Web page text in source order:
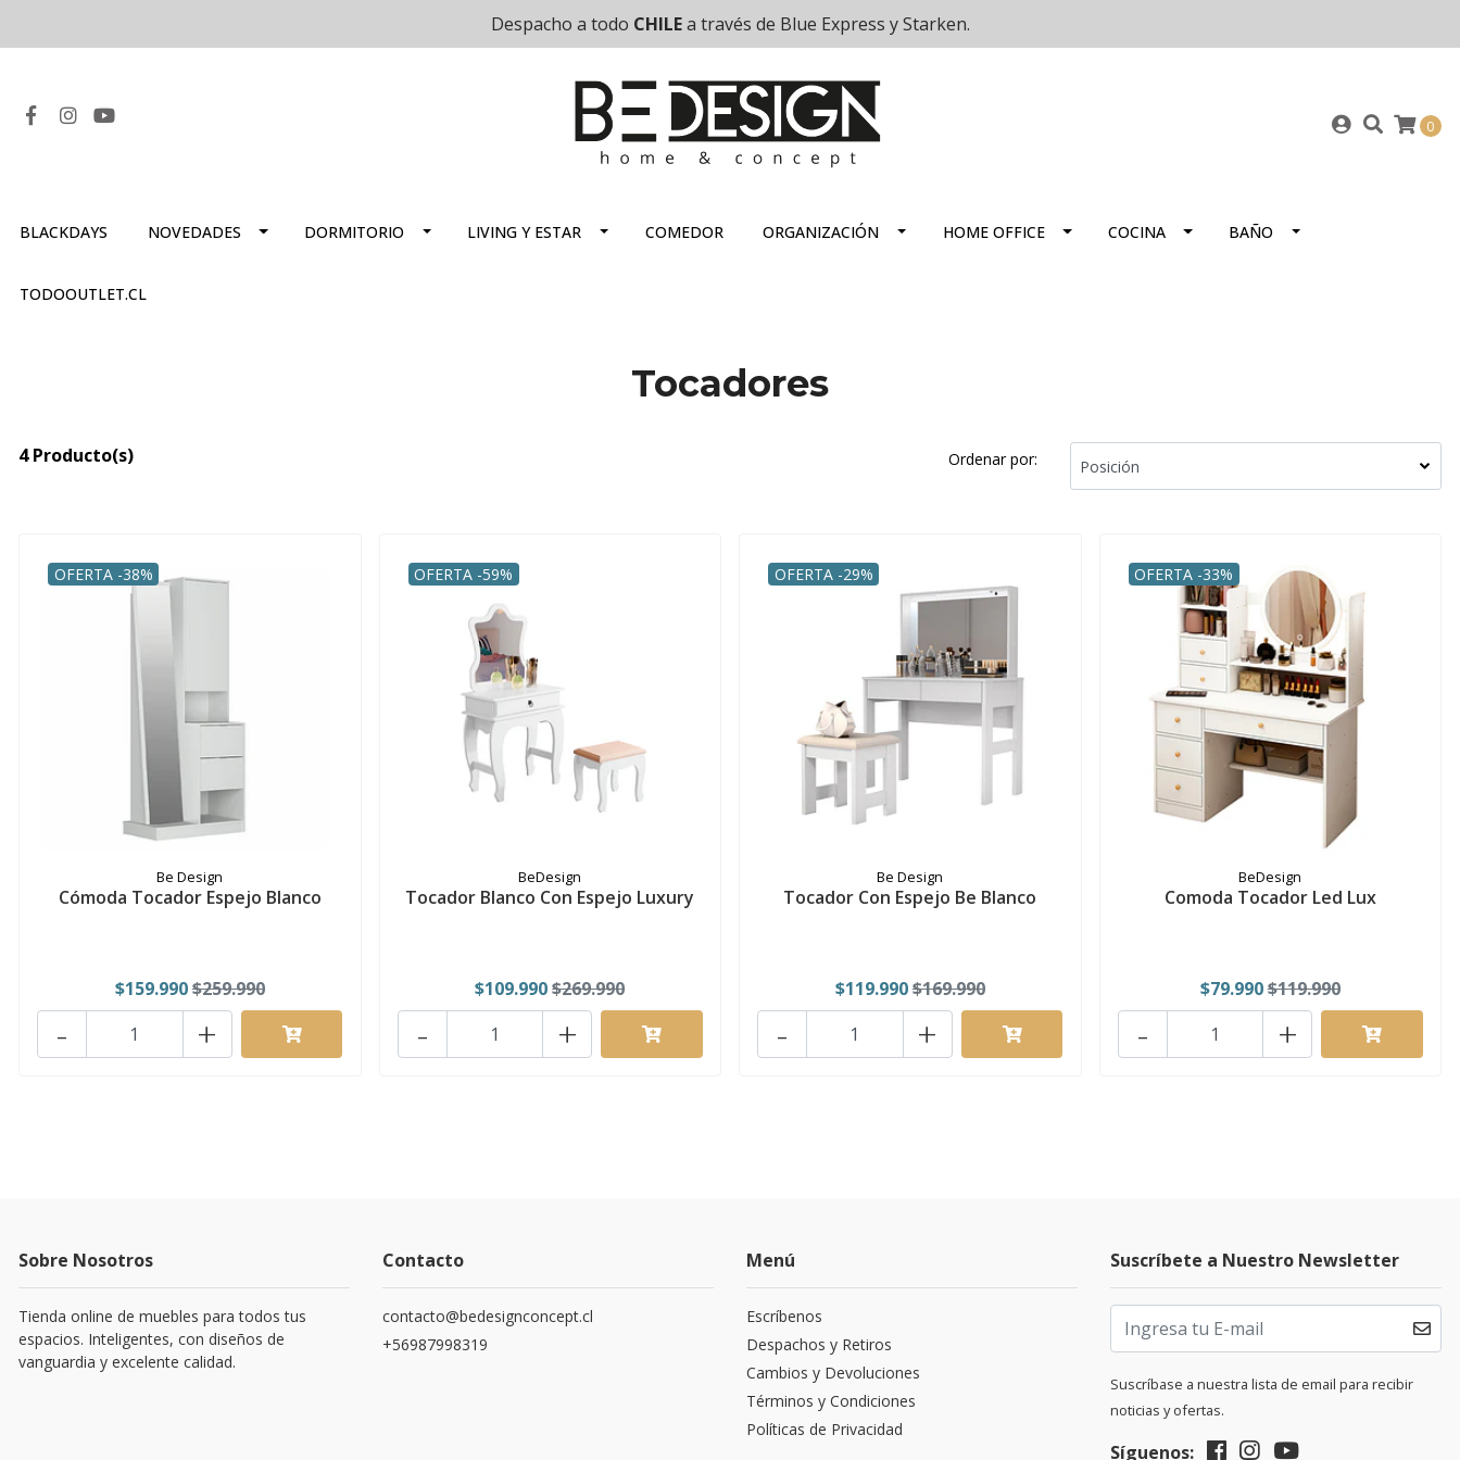
Despacho a todo CHILEa través de Blue Express y Starken.
0
BLACKDAYS NOVEDADES DORMITORIO LIVING Y ESTAR COMEDOR ORGANIZACIÓN HOME OFFICE COCINA BAÑO
TODOOUTLET.CL
Tocadores
4 Producto(s) Ordenar por:
OFERTA -38%
Be Design
Cómoda Tocador Espejo Blanco
$159.990$259.990
+
-
OFERTA -59%
BeDesign
Tocador Blanco Con Espejo Luxury
$109.990$269.990
+
-
OFERTA -29%
Be Design
Tocador Con Espejo Be Blanco
$119.990$169.990
+
-
OFERTA -33%
BeDesign
Comoda Tocador Led Lux
$79.990$119.990
+
-
Sobre Nosotros
Tienda online de muebles para todos tus
espacios. Inteligentes, con diseños de
vanguardia y excelente calidad.
Contacto
contacto@bedesignconcept.cl
+56987998319
Menú
Escríbenos
Despachos y Retiros
Cambios y Devoluciones
Términos y Condiciones
Políticas de Privacidad
Suscríbete a Nuestro Newsletter
Suscríbase a nuestra lista de email para recibir
noticias y ofertas.
Síguenos: